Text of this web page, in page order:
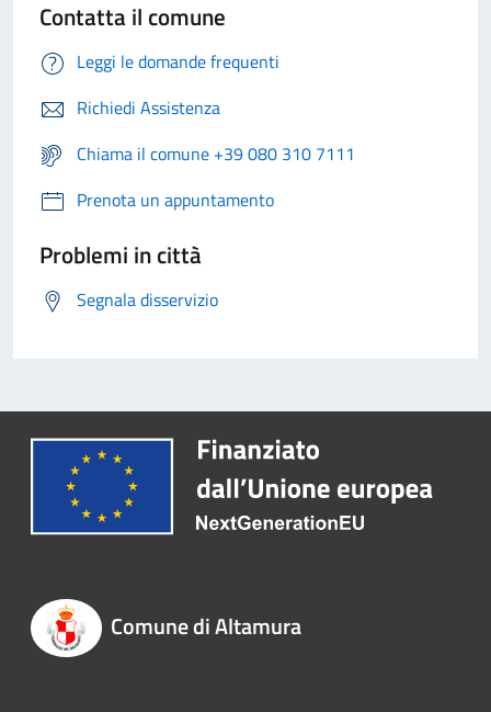
Contatta il comune
Leggi le domande frequenti
Richiedi Assistenza
Chiama il comune +39 080 310 7111
Prenota un appuntamento
Problemi in città
Segnala disservizio
Comune di Altamura